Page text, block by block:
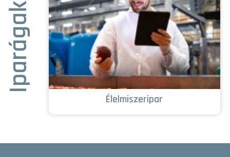
Iparágak
Élelmiszeripar